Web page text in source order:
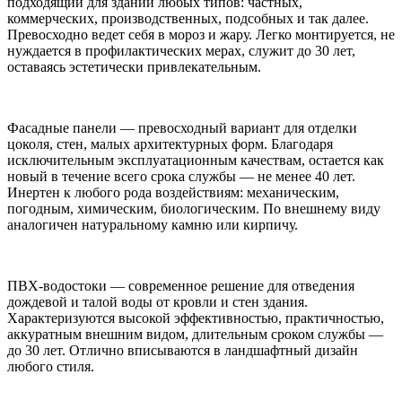
коммерческих, производственных, подсобных и так далее.
Превосходно ведет себя в мороз и жару. Легко монтируется, не
нуждается в профилактических мерах, служит до 30 лет,
оставаясь эстетически привлекательным.
Фасадные панели — превосходный вариант для отделки
цоколя, стен, малых архитектурных форм. Благодаря
исключительным эксплуатационным качествам, остается как
новый в течение всего срока службы — не менее 40 лет.
Инертен к любого рода воздействиям: механическим,
погодным, химическим, биологическим. По внешнему виду
аналогичен натуральному камню или кирпичу.
ПВХ-водостоки — современное решение для отведения
дождевой и талой воды от кровли и стен здания.
Характеризуются высокой эффективностью, практичностью,
аккуратным внешним видом, длительным сроком службы —
до 30 лет. Отлично вписываются в ландшафтный дизайн
любого стиля.